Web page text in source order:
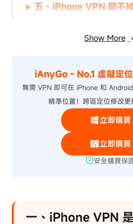
五、iPhone VPN 關不
Show More
iAnyGo - No.1 虛擬定
無需 VPN 即可在 iPhone 和
精準位置！跨區定位修改更
立即購買
立即購買
安全購買保
一、iPhone VPN